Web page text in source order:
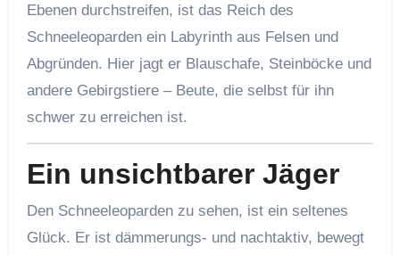
Ebenen durchstreifen, ist das Reich des
Schneeleoparden ein Labyrinth aus Felsen und
Abgründen. Hier jagt er Blauschafe, Steinböcke und
andere Gebirgstiere – Beute, die selbst für ihn
schwer zu erreichen ist.
Ein unsichtbarer Jäger
Den Schneeleoparden zu sehen, ist ein seltenes
Glück. Er ist dämmerungs- und nachtaktiv, bewegt